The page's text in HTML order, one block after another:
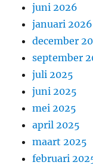
juni 2026
januari 2026
december
september
juli 2025
juni 2025
mei 2025
april 2025
maart 2025
februari